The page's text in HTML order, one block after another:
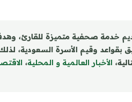
خدمة صحفية متميزة للقارئ،
بقواعد وقيم الأسرة السعودية،
الأخبار العالمية و المحلية،